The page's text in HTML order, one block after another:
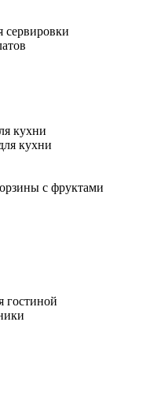
сервировки
кухни
кухни
с фруктами
гостиной